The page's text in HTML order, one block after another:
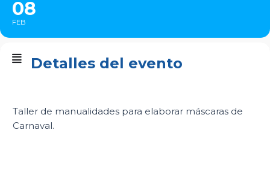
08
FEB
Detalles del evento
Taller de manualidades para elaborar máscaras de
Carnaval.